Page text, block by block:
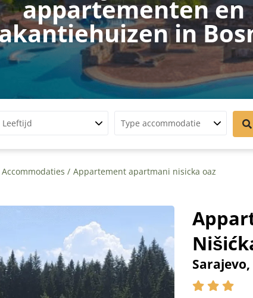
appartementen en
in
Leeftijd Type accommodatie
Accommodaties Appartement apartmani nisicka oaz